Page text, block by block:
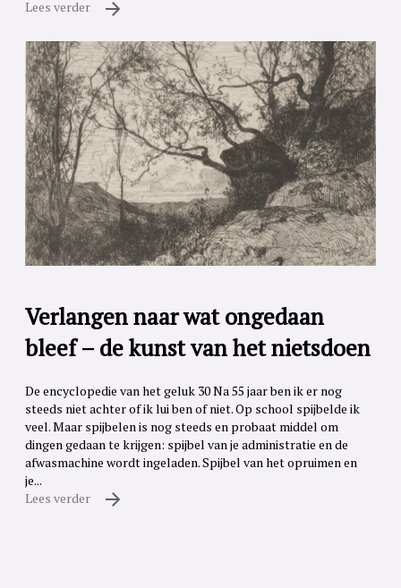
Lees verder
Verlangen naar wat ongedaan
bleef – de kunst van het nietsdoen
De encyclopedie van het geluk 30 Na 55 jaar ben ik er nog
steeds niet achter of ik lui ben of niet. Op school spijbelde ik
veel. Maar spijbelen is nog steeds en probaat middel om
dingen gedaan te krijgen: spijbel van je administratie en de
afwasmachine wordt ingeladen. Spijbel van het opruimen en
je...
Lees verder